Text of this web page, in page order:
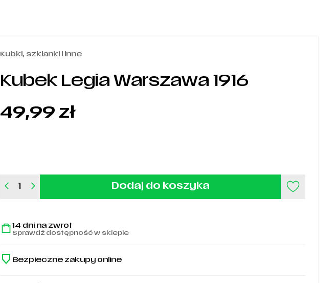
Kubki, szklanki i inne
Kubek Legia Warszawa 1916
49,99 zł
ilość
1916
Dodaj do koszyka
14 dni na zwrot
Sprawdź dostępność w sklepie
Bezpieczne zakupy online